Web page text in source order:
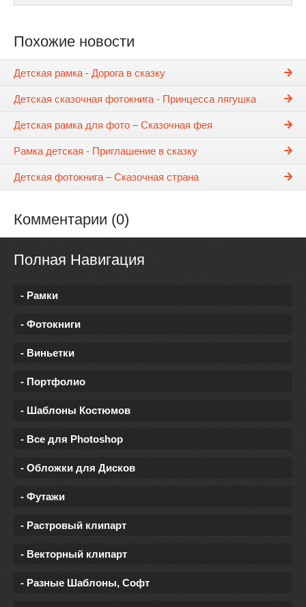
Похожие новости
Детская рамка - Дорога в сказку
Детская сказочная фотокнига - Принцесса лягушка
Детская рамка для фото – Сказочная фея
Рамка детская - Приглашение в сказку
Детская фотокнига – Сказочная страна
Комментарии (0)
Полная Навигация
- Рамки
- Фотокниги
- Виньетки
- Портфолио
- Шаблоны Костюмов
- Все для Photoshop
- Обложки для Дисков
- Футажи
- Растровый клипарт
- Векторный клипарт
- Разные Шаблоны, Софт